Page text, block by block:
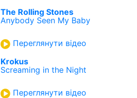
The Rolling Stones
Anybody Seen My Baby
Переглянути відео
Krokus
Screaming in the Night
Переглянути відео